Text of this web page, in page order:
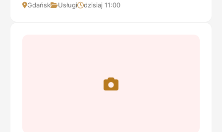
Gdańsk Usługi dzisiaj 11:00